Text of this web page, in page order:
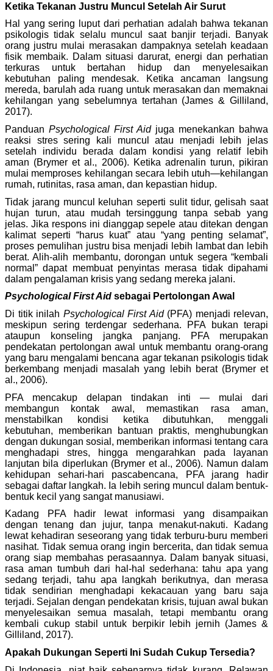
Ketika Tekanan Justru Muncul Setelah Air Surut
Hal yang sering luput dari perhatian adalah bahwa tekanan
psikologis tidak selalu muncul saat banjir terjadi. Banyak
orang justru mulai merasakan dampaknya setelah keadaan
fisik membaik. Dalam situasi darurat, energi dan perhatian
terkuras untuk bertahan hidup dan menyelesaikan
kebutuhan paling mendesak. Ketika ancaman langsung
mereda, barulah ada ruang untuk merasakan dan memaknai
kehilangan yang sebelumnya tertahan (James & Gilliland,
2017).
Panduan Psychological First Aidjuga menekankan bahwa
reaksi stres sering kali muncul atau menjadi lebih jelas
setelah individu berada dalam kondisi yang relatif lebih
aman (Brymer et al., 2006). Ketika adrenalin turun, pikiran
mulai memproses kehilangan secara lebih utuh—kehilangan
rumah, rutinitas, rasa aman, dan kepastian hidup.
Tidak jarang muncul keluhan seperti sulit tidur, gelisah saat
hujan turun, atau mudah tersinggung tanpa sebab yang
jelas. Jika respons ini dianggap sepele atau ditekan dengan
kalimat seperti “harus kuat” atau “yang penting selamat”,
proses pemulihan justru bisa menjadi lebih lambat dan lebih
berat. Alih-alih membantu, dorongan untuk segera “kembali
normal” dapat membuat penyintas merasa tidak dipahami
dalam pengalaman krisis yang sedang mereka jalani.
Psychological First Aid sebagai Pertolongan Awal
Di titik inilah Psychological First Aid(PFA) menjadi relevan,
meskipun sering terdengar sederhana. PFA bukan terapi
ataupun konseling jangka panjang. PFA merupakan
pendekatan pertolongan awal untuk membantu orang-orang
yang baru mengalami bencana agar tekanan psikologis tidak
berkembang menjadi masalah yang lebih berat (Brymer et
al., 2006).
PFA mencakup delapan tindakan inti — mulai dari
membangun kontak awal, memastikan rasa aman,
menstabilkan kondisi ketika dibutuhkan, menggali
kebutuhan, memberikan bantuan praktis, menghubungkan
dengan dukungan sosial, memberikan informasi tentang cara
menghadapi stres, hingga mengarahkan pada layanan
lanjutan bila diperlukan (Brymer et al., 2006). Namun dalam
kehidupan sehari-hari pascabencana, PFA jarang hadir
sebagai daftar langkah. Ia lebih sering muncul dalam bentuk-
bentuk kecil yang sangat manusiawi.
Kadang PFA hadir lewat informasi yang disampaikan
dengan tenang dan jujur, tanpa menakut-nakuti. Kadang
lewat kehadiran seseorang yang tidak terburu-buru memberi
nasihat. Tidak semua orang ingin bercerita, dan tidak semua
orang siap membahas perasaannya. Dalam banyak situasi,
rasa aman tumbuh dari hal-hal sederhana: tahu apa yang
sedang terjadi, tahu apa langkah berikutnya, dan merasa
tidak sendirian menghadapi kekacauan yang baru saja
terjadi. Sejalan dengan pendekatan krisis, tujuan awal bukan
menyelesaikan semua masalah, tetapi membantu orang
kembali cukup stabil untuk berpikir lebih jernih (James &
Gilliland, 2017).
Apakah Dukungan Seperti Ini Sudah Cukup Tersedia?